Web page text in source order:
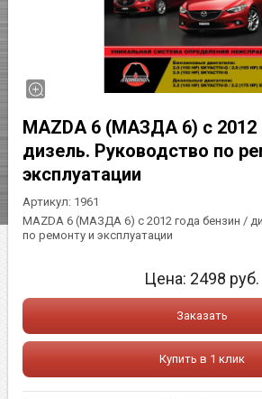
MAZDA 6 (МАЗДА 6) с 2012
дизель. Руководство по
эксплуатации
Артикул: 1961
MAZDA 6 (МАЗДА 6) с 2012 года бензин /
по ремонту и эксплуатации
Цена: 2498 руб.
Заказать
Купить в 1 клик